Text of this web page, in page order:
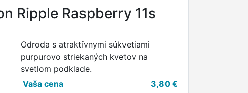
Ripple Raspberry 11s
Odroda s atraktívnymi súkvetiami
purpurovo striekaných kvetov na
svetlom podklade.
Vaša cena
3,80€